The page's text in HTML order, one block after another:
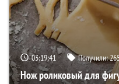
03:19:40 Получили:
Нож роликовый для